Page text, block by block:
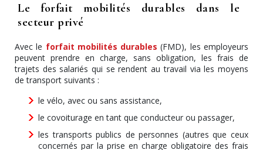
Le forfait mobilités durables dans le
secteur privé
Avec le forfait mobilités durables (FMD), les employeurs
peuvent prendre en charge, sans obligation, les frais de
trajets des salariés qui se rendent au travail via les moyens
de transport suivants :
le vélo, avec ou sans assistance,
le covoiturage en tant que conducteur ou passager,
les transports publics de personnes (autres que ceux
concernés par la prise en charge obligatoire des frais